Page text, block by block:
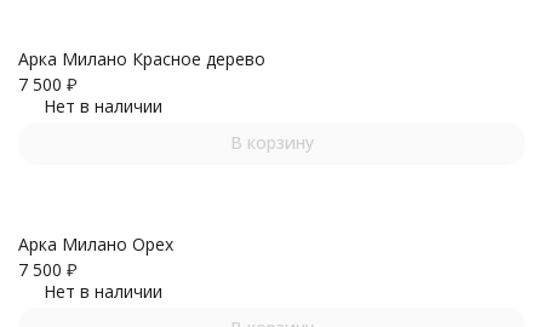
Арка Милано Красное дерево
7 500 ₽
Нет в наличии
В корзину
Арка Милано Орех
7 500 ₽
Нет в наличии